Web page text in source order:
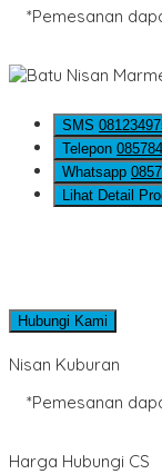
*Pemesanan
SMS
Telepon
Whatsapp
Lihat Detail
Hubungi Kami
Nisan Kuburan
*Pemesanan
Harga Hubungi CS